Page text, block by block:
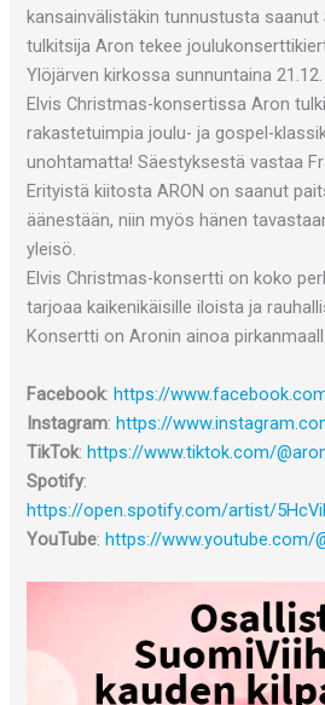
kansainvälistäkin tunnustusta saanut
tulkitsija Aron tekee
Ylöjärven kirkossa sunnuntaina 21.12.
Elvis Christmas-konsertissa Aron
rakastetuimpia joulu- ja gospel-
unohtamatta! Säestyksestä vastaa
Erityistä kiitosta ARON on saanut
äänestään, niin myös hänen
yleisö.
Elvis Christmas-konsertti on koko
tarjoaa kaikenikäisille iloista ja
Konsertti on Aronin ainoa
Facebook:https://
Instagram:https://
TikTok:https://www.tiktok.com/
Spotify:
https://open.spotify.com/artist/
YouTube:https://www.youtube.com/